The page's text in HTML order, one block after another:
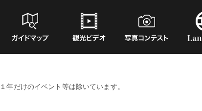
だけのイベント等は除いています。